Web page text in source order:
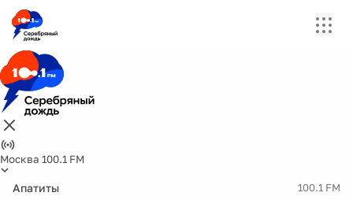
Москва 100.1 FM
Апатиты 100.1 FM